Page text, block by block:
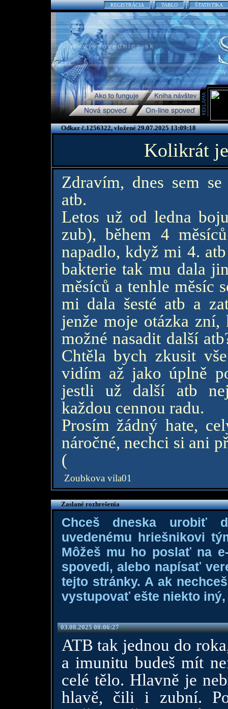
REGISTRÁCIA TABLO ŠTATISTIKA
Odkaz č.1256322, vložené 29.07.2025 13:09:18
Kolikrát
Zdravím, dnes sem
atb.
Letos už od ledna
zub), během 4
napadlo, když mi 4.
bakterie tak mu dala
měsíců a tenhle měsíc
mi dala šesté atb a
jenže moje otázka
možné nasadit další
Chtěla bych zkusit
vidím až jako úplně
jestli už další atb
každou cennou radu.
Prosím žádný hate,
náročné, nechci si ani
(
Zoubkova vila01
Zaslané rozhrešenia
Chceš dneska urobiť
uvedenému hriešnikovi
Môžeš mu ho poslať na
spovedi, alebo napísať
tejto stránky. A ak
vystupovať ešte niekto
03.08.2025 08:06:27
ATB tak jednou do
a imunitu budeš mít
celé tělo. Hlavně je
hlavě, čili i zubní.